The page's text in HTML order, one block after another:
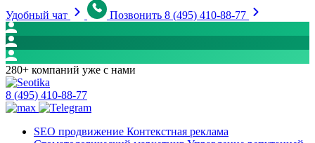
Удобный чат
Позвонить 8 (495) 410-88-77
280+ компаний уже с нами
8 (495) 410-88-77
SEO продвижение Контекстная реклама